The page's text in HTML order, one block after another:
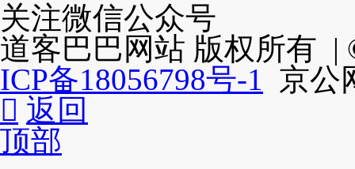
关注微信公众号
道客巴巴网站 版权所有
ICP备18056798号-1 京公
 返回
顶部